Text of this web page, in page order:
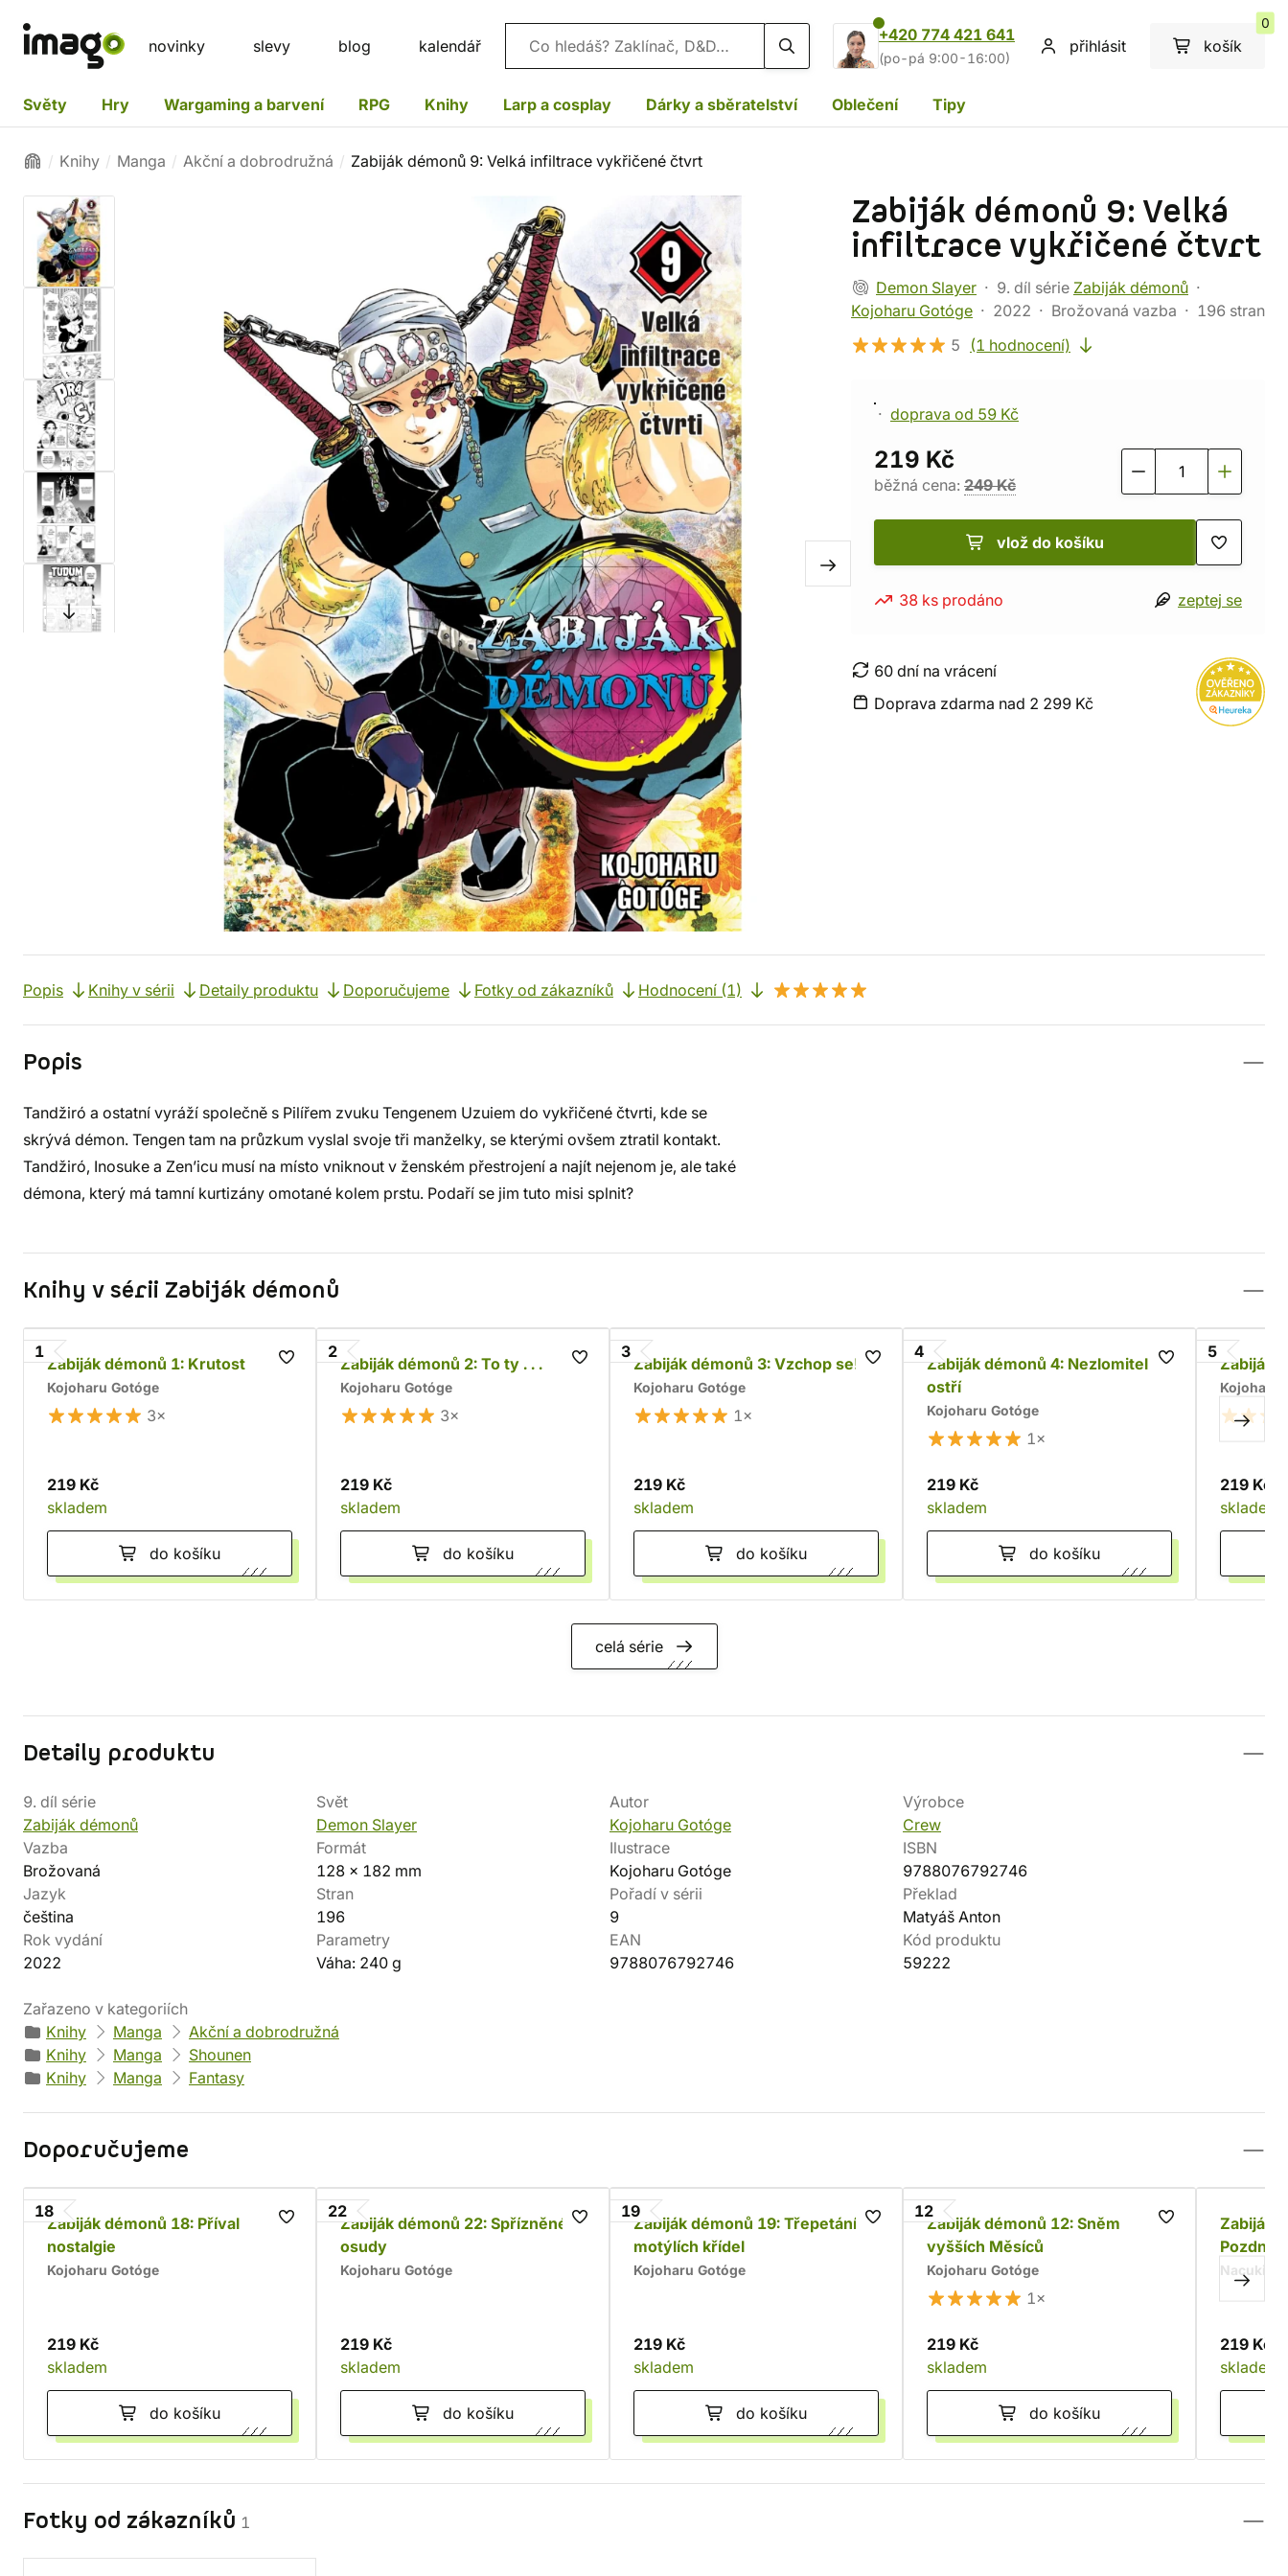
novinky slevy blog kalendář Vyhledávání
+420 774 421 641
(po-pá 9:00-16:00)
přihlásit košík
0
Světy Hry Wargaming a barvení RPG Knihy Larp a cosplay Dárky a sběratelství Oblečení Tipy
Knihy Manga Akční a dobrodružná Zabiják démonů 9: Velká infiltrace vykřičené čtvrt
Zabiják démonů 9: Velká
infiltrace vykřičené čtvrt
Demon Slayer 9. díl série Zabiják démonů
Kojoharu Gotóge
2022 Brožovaná vazba
196 stran
5
(1 hodnocení)
doprava od 59 Kč
219 Kč
běžná cena: 249 Kč
vlož do košíku
38 ks prodáno zeptej se
60 dní na vrácení
Doprava zdarma nad 2 299 Kč
Popis Knihy v sérii Detaily produktu Doporučujeme Fotky od zákazníků Hodnocení (1)
Popis
Tandžiró a ostatní vyráží společně s Pilířem zvuku Tengenem Uzuiem do vykřičené čtvrti, kde se
skrývá démon. Tengen tam na průzkum vyslal svoje tři manželky, se kterými ovšem ztratil kontakt.
Tandžiró, Inosuke a Zen’icu musí na místo vniknout v ženském přestrojení a najít nejenom je, ale také
démona, který má tamní kurtizány omotané kolem prstu. Podaří se jim tuto misi splnit?
Knihy v sérii Zabiják démonů
1
Zabiják démonů 1: Krutost
Kojoharu Gotóge
3×
219 Kč
skladem
do košíku
2
Zabiják démonů 2: To ty . . .
Kojoharu Gotóge
3×
219 Kč
skladem
do košíku
3
Zabiják démonů 3: Vzchop se!
Kojoharu Gotóge
1×
219 Kč
skladem
do košíku
4
Zabiják démonů 4: Nezlomitelné
ostří
Kojoharu Gotóge
1×
219 Kč
skladem
do košíku
5
Zabiják
Kojoharu
219 Kč
skladem
celá série
Detaily produktu
9. díl série
Zabiják démonů
Svět
Demon Slayer
Autor
Kojoharu Gotóge
Výrobce
Crew
Vazba
Brožovaná
Formát
128 x 182 mm
Ilustrace
Kojoharu Gotóge
ISBN
9788076792746
Jazyk
čeština
Stran
196
Pořadí v sérii
9
Překlad
Matyáš Anton
Rok vydání
2022
Parametry
Váha: 240 g
EAN
9788076792746
Kód produktu
59222
Zařazeno v kategoriích
Knihy
Manga
Akční a dobrodružná
Knihy
Manga
Shounen
Knihy
Manga Fantasy
Doporučujeme
18
Zabiják démonů 18: Příval
nostalgie
Kojoharu Gotóge
219 Kč
skladem
do košíku
22
Zabiják démonů 22: Spřízněné
osudy
Kojoharu Gotóge
219 Kč
skladem
do košíku
19
Zabiják démonů 19: Třepetání
motýlích křídel
Kojoharu Gotóge
219 Kč
skladem
do košíku
12
Zabiják démonů 12: Sněm
vyšších Měsíců
Kojoharu Gotóge
1×
219 Kč
skladem
do košíku
Zabijáci
Pozdní
Nacuki
219 Kč
skladem
Fotky od zákazníků 1